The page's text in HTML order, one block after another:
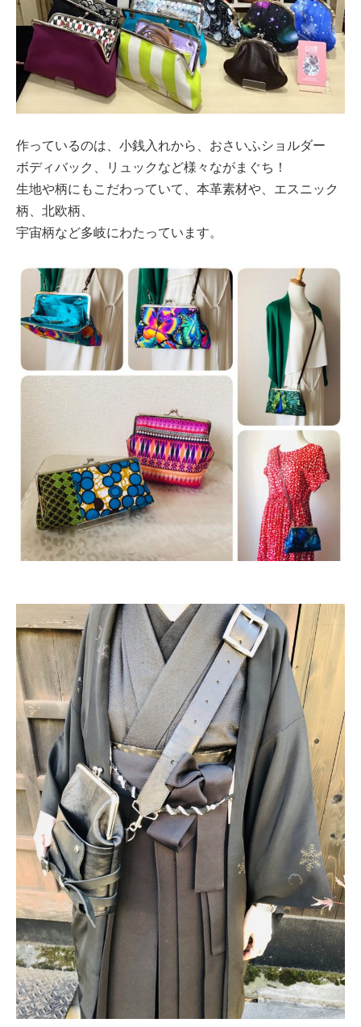
作っているのは、小銭入れから、おさいふショルダー
ボディバック、リュックなど様々ながまぐち！
生地や柄にもこだわっていて、本革素材や、エスニック
柄、北欧柄、
宇宙柄など多岐にわたっています。